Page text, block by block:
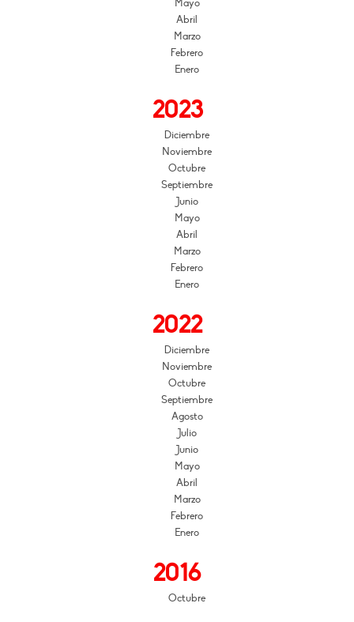
Mayo
Abril
Marzo
Febrero
Enero
2023
Diciembre
Noviembre
Octubre
Septiembre
Junio
Mayo
Abril
Marzo
Febrero
Enero
2022
Diciembre
Noviembre
Octubre
Septiembre
Agosto
Julio
Junio
Mayo
Abril
Marzo
Febrero
Enero
2016
Octubre